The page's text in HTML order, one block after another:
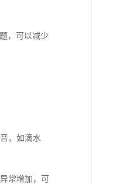
，可以减少
，如滴水
常增加，可